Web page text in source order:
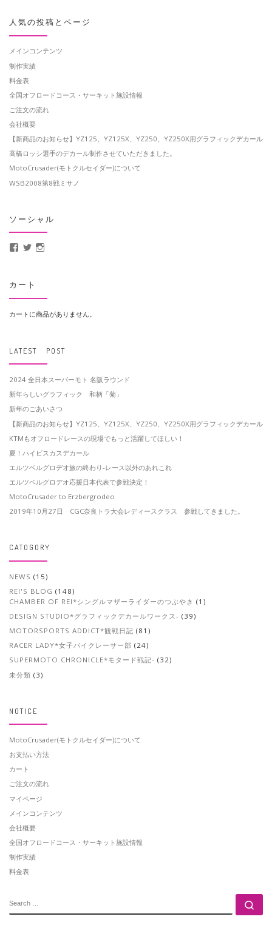
人気の投稿とページ
メインコンテンツ
制作実績
料金表
全国オフロードコース・サーキット施設情報
ご注文の流れ
会社概要
【新商品のお知らせ】YZ125、YZ125X、YZ250、YZ250X用グラフィックデカール
高橋ロッシ選手のデカール制作させていただきました。
MotoCrusader(モトクルセイダー)について
WSB2008第8戦ミサノ
ソーシャル
MotoCrusader さんのプロフィールを Facebook で表示
@MotoCrusader さんのプロフィールを Twitter で表示
カート
カートに商品がありません。
LATEST POST
2024 全日本スーパーモト 名阪ラウンド
新年らしいグラフィック 和柄「菊」
新年のごあいさつ
【新商品のお知らせ】YZ125、YZ125X、YZ250、YZ250X用グラフィックデカール
KTMもオフロードレースの現場でもっと活躍してほしい！
夏！ハイビスカスデカール
エルツベルグロデオ旅の終わり-レース以外のあれこれ
エルツベルグロデオ応援日本代表で参戦決定！
MotoCrusader to Erzbergrodeo
2019年10月27日 CGC奈良トラ大会レディースクラス 参戦してきました。
CATOGORY
NEWS (15)
REI'S BLOG (148)
CHAMBER OF REI*シングルマザーライダーのつぶやき (1)
DESIGN STUDIO*グラフィックデカールワークス- (39)
MOTORSPORTS ADDICT*観戦日記 (81)
RACER LADY*女子バイクレーサー部 (24)
SUPERMOTO CHRONICLE*モタード戦記- (32)
未分類 (3)
NOTICE
MotoCrusader(モトクルセイダー)について
お支払い方法
カート
ご注文の流れ
マイページ
メインコンテンツ
会社概要
全国オフロードコース・サーキット施設情報
制作実績
料金表